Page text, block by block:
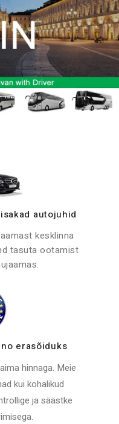
autojuhid
kesklinna
tasuta ootamist
erasõiduks
hinnaga. Meie
kui kohalikud
ja säästke